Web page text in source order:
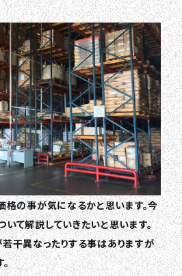
の事が気になるかと思います。今
て解説していきたいと思います。
干異なったりする事はありますが